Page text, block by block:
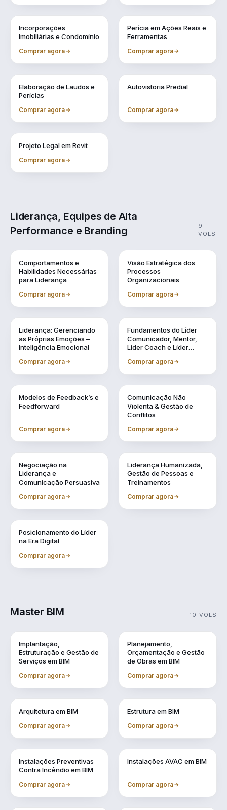
Incorporações
Imobiliárias e Condomínio
Comprar agora
Vol. 7
Perícia em Ações Reais e
Ferramentas
Comprar agora
Elaboração de Laudos e
Perícias
Comprar agora
Autovistoria Predial
Comprar agora
Projeto Legal em Revit
Comprar agora
Liderança, Equipes de Alta
Performance e Branding
9
VOLS
Comportamentos e
Habilidades Necessárias
para Liderança
Comprar agora
Visão Estratégica dos
Processos
Organizacionais
Comprar agora
Liderança: Gerenciando
as Próprias Emoções –
Inteligência Emocional
Comprar agora
Fundamentos do Líder
Comunicador, Mentor,
Líder Coach e Líder
Comprar agora
Modelos de Feedback’s e
Feedforward
Comprar agora
Comunicação Não
Violenta & Gestão de
Conflitos
Comprar agora
Negociação na
Liderança e
Comunicação Persuasiva
Comprar agora
Liderança Humanizada,
Gestão de Pessoas e
Treinamentos
Comprar agora
Posicionamento do Líder
na Era Digital
Comprar agora
Master BIM 10 VOLS
Implantação,
Estruturação e Gestão de
Serviços em BIM
Comprar agora
Planejamento,
Orçamentação e Gestão
de Obras em BIM
Comprar agora
Arquitetura em BIM
Comprar agora
Estrutura em BIM
Comprar agora
Instalações Preventivas
Contra Incêndio em BIM
Comprar agora
Instalações AVAC em BIM
Comprar agora